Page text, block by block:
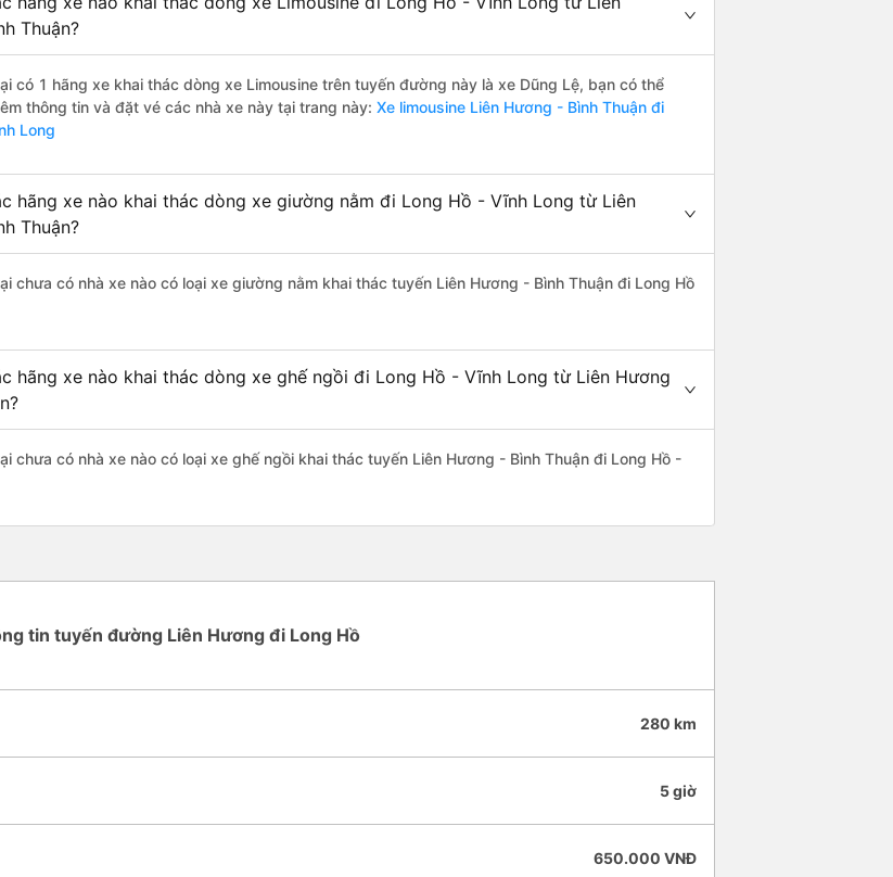
Thuận?
có 1 hãng xe khai thác dòng xe Limousine trên tuyến đường này là xe Dũng Lệ, bạn có thể
thông tin và đặt vé các nhà xe này tại trang này: Xe limousine Liên Hương - Bình Thuận đi
Long
hãng xe nào khai thác dòng xe giường nằm đi Long Hồ - Vĩnh Long từ Liên
Thuận?
chưa có nhà xe nào có loại xe giường nằm khai thác tuyến Liên Hương - Bình Thuận đi Long Hồ
hãng xe nào khai thác dòng xe ghế ngồi đi Long Hồ - Vĩnh Long từ Liên Hương
chưa có nhà xe nào có loại xe ghế ngồi khai thác tuyến Liên Hương - Bình Thuận đi Long Hồ -
tin tuyến đường Liên Hương đi Long Hồ
280 km
5 giờ
650.000 VNĐ